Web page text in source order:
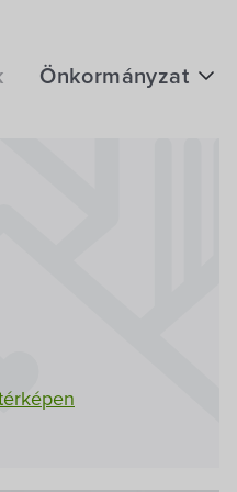
Önkormányzat
információk
Intézmények